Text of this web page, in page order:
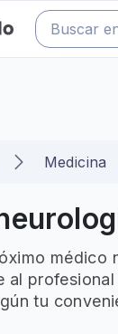
Medicina
médico
al
tu